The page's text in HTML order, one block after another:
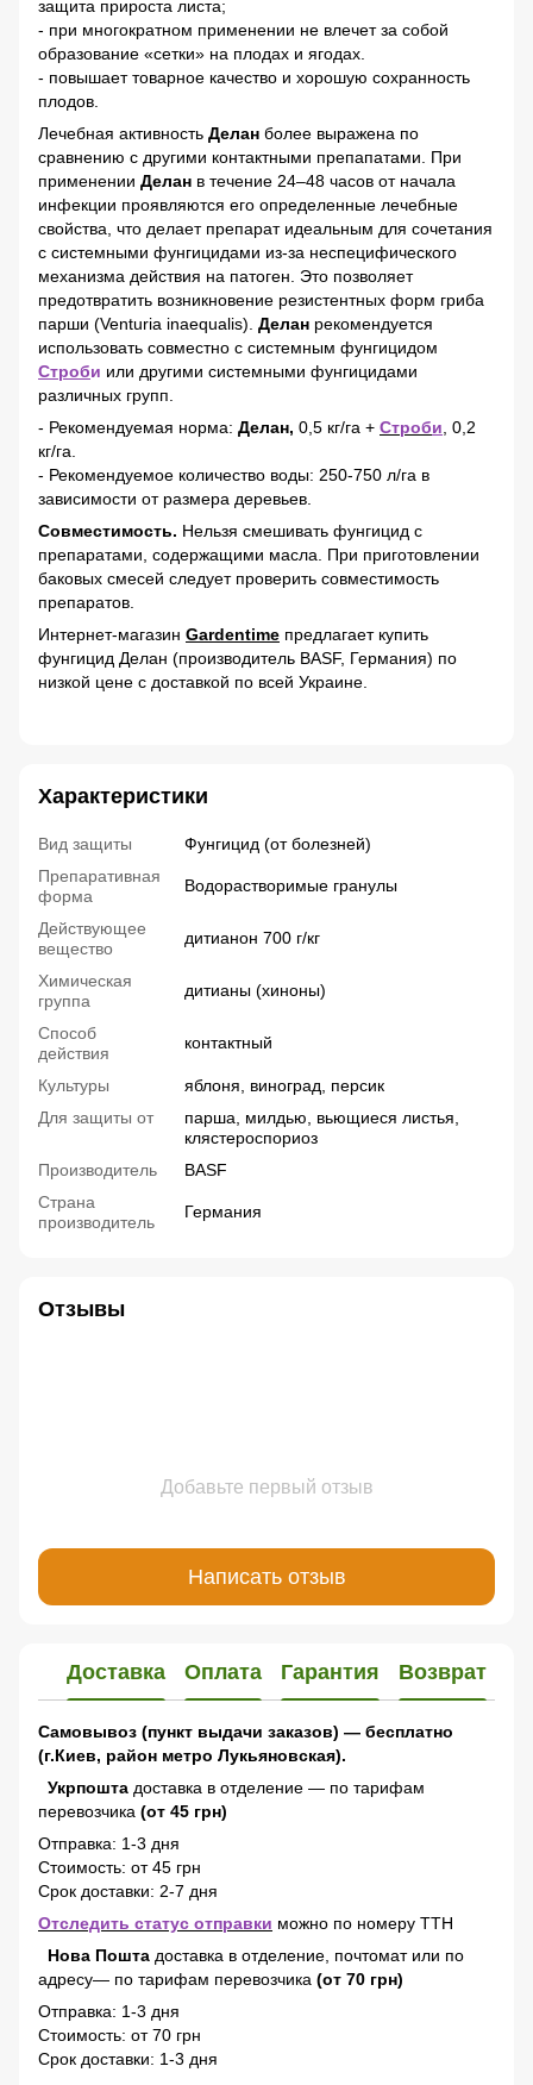
защита прироста листа;
- при многократном применении не влечет за собой
образование «сетки» на плодах и ягодах.
- повышает товарное качество и хорошую сохранность
плодов.
Лечебная активность Делан более выражена по
сравнению с другими контактными препапатами. При
применении Делан в течение 24–48 часов от начала
инфекции проявляются его определенные лечебные
свойства, что делает препарат идеальным для сочетания
с системными фунгицидами из-за неспецифического
механизма действия на патоген. Это позволяет
предотвратить возникновение резистентных форм гриба
парши (Venturia inaequalis). Делан рекомендуется
использовать совместно с системным фунгицидом
Строби или другими системными фунгицидами
различных групп.
- Рекомендуемая норма: Делан, 0,5 кг/га + Строби , 0,2
кг/га.
- Рекомендуемое количество воды: 250-750 л/га в
зависимости от размера деревьев.
Совместимость. Нельзя смешивать фунгицид с
препаратами, содержащими масла. При приготовлении
баковых смесей следует проверить совместимость
препаратов.
Интернет-магазин Gardentime предлагает купить
фунгицид Делан (производитель BASF, Германия) по
низкой цене с доставкой по всей Украине.
Характеристики
Вид защиты
Фунгицид (от болезней)
Препаративная
форма
Водорастворимые гранулы
Действующее
вещество
дитианон 700 г/кг
Химическая
группа
дитианы (хиноны)
Способ
действия
контактный
Культуры
яблоня, виноград, персик
Для защиты от
парша, милдью, вьющиеся листья,
клястероспориоз
Производитель
BASF
Страна
производитель
Германия
Отзывы
Добавьте первый отзыв
Написать отзыв
Доставка Оплата Гарантия Возврат
Самовывоз (пункт выдачи заказов) — бесплатно
(г.Киев, район метро Лукьяновская).
Укрпошта доставка в отделение — по тарифам
перевозчика (от 45 грн)
Отправка: 1-3 дня
Стоимость: от 45 грн
Срок доставки: 2-7 дня
Отследить статус отправки можно по номеру ТТН
Нова Пошта доставка в отделение, почтомат или по
адресу— по тарифам перевозчика (от 70 грн)
Отправка: 1-3 дня
Стоимость: от 70 грн
Срок доставки: 1-3 дня